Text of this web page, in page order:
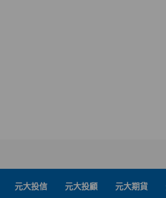
元大投信 元大投顧 元大期貨